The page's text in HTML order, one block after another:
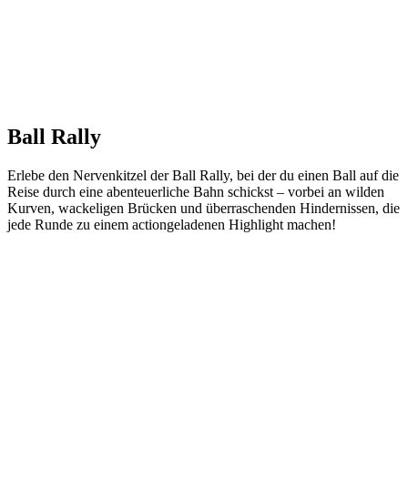
Ball Rally
Erlebe den Nervenkitzel der Ball Rally, bei der du einen Ball auf die
Reise durch eine abenteuerliche Bahn schickst – vorbei an wilden
Kurven, wackeligen Brücken und überraschenden Hindernissen, die
jede Runde zu einem actiongeladenen Highlight machen!